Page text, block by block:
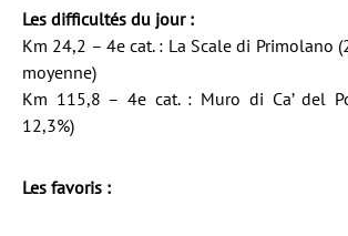
Les difficultés du jour :
Km 24,2 – 4e cat. : La Scale di Primolano
moyenne)
Km 115,8 – 4e cat. : Muro di Ca’ del
12,3%)
Les favoris :